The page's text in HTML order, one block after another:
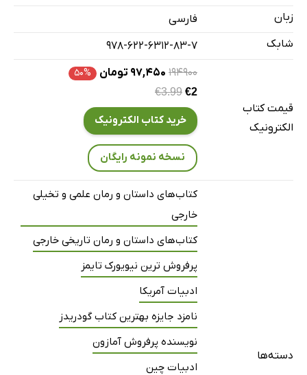
زبان
فارسی
شابک
978-622-6312-83-7
قیمت کتاب
الکترونیک
۱۹۴۹۰۰ ۹۷,۴۵۰ تومان ۵۰%
€3.99 €2
خرید کتاب الکترونیک
نسخه نمونه رایگان
دسته‌ها
کتاب‌های داستان و رمان علمی و تخیلی
خارجی
کتاب‌های داستان و رمان تاریخی خارجی
پرفروش ترین نیویورک تایمز
ادبیات آمریکا
نامزد جایزه بهترین کتاب گودریدز
نویسنده پرفروش آمازون
ادبیات چین